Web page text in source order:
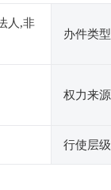
人,非
办件类型
权力来源
行使层级